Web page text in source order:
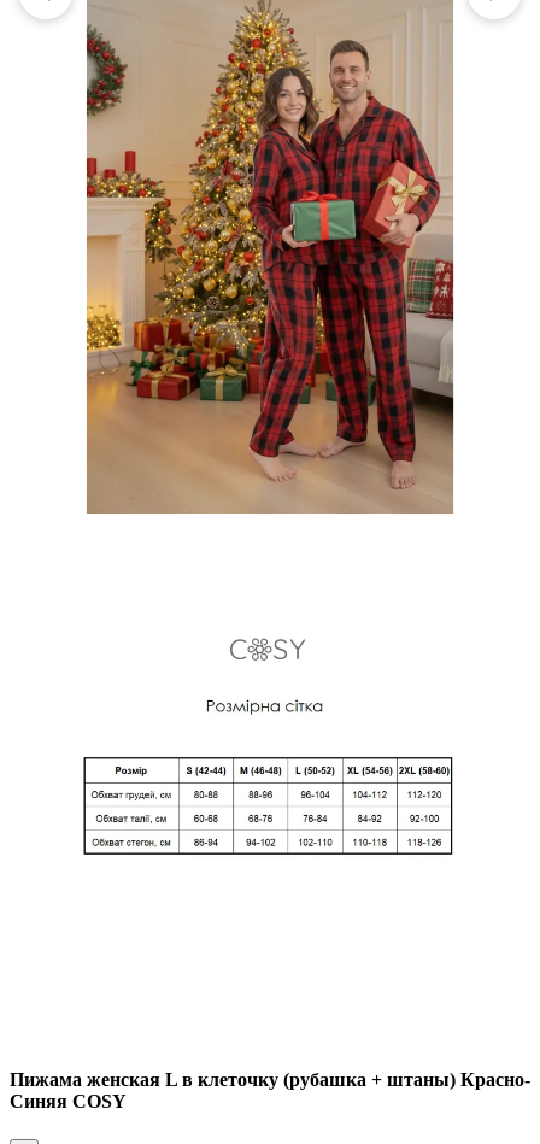
Пижама женская L в клеточку (рубашка + штаны) Красно-
Синяя COSY